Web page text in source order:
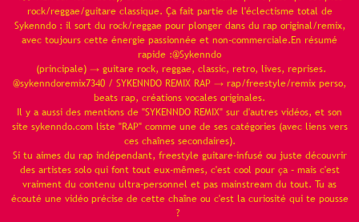
rock/reggae/guitare classique. Ça fait partie de l'éclectisme total de
Sykenndo : il sort du rock/reggae pour plonger dans du rap original/remix,
avec toujours cette énergie passionnée et non-commerciale.En résumé
rapide :@Sykenndo
(principale) → guitare rock, reggae, classic, retro, lives, reprises.
@sykenndoremix7340 / SYKENNDO REMIX RAP → rap/freestyle/remix perso,
beats rap, créations vocales originales.
Il y a aussi des mentions de "SYKENNDO REMIX" sur d'autres vidéos, et son
site sykenndo.com liste "RAP" comme une de ses catégories (avec liens vers
ces chaînes secondaires).
Si tu aimes du rap indépendant, freestyle guitare-infusé ou juste découvrir
des artistes solo qui font tout eux-mêmes, c'est cool pour ça – mais c'est
vraiment du contenu ultra-personnel et pas mainstream du tout. Tu as
écouté une vidéo précise de cette chaîne ou c'est la curiosité qui te pousse
?